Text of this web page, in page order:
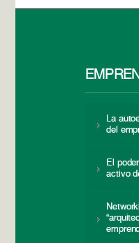
La
del
El
activo